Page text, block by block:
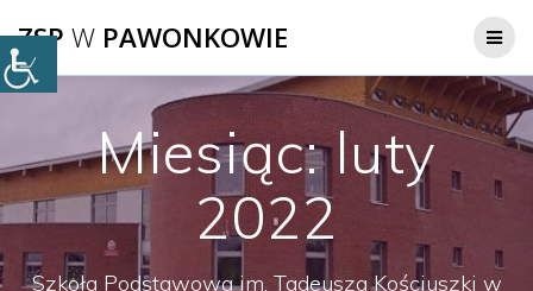
do
ZSP W PAWONKOWIE
Miesiąc:luty
2022
Szkoła Podstawowa im. Tadeusza Kościuszki w